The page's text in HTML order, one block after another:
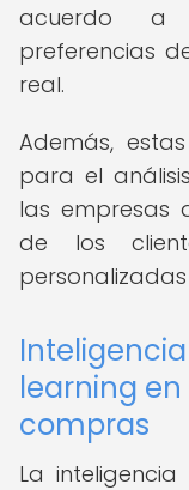
acuerdo a
preferencias
real.
Además,
para el
las empresas
de los
learning
compras
La